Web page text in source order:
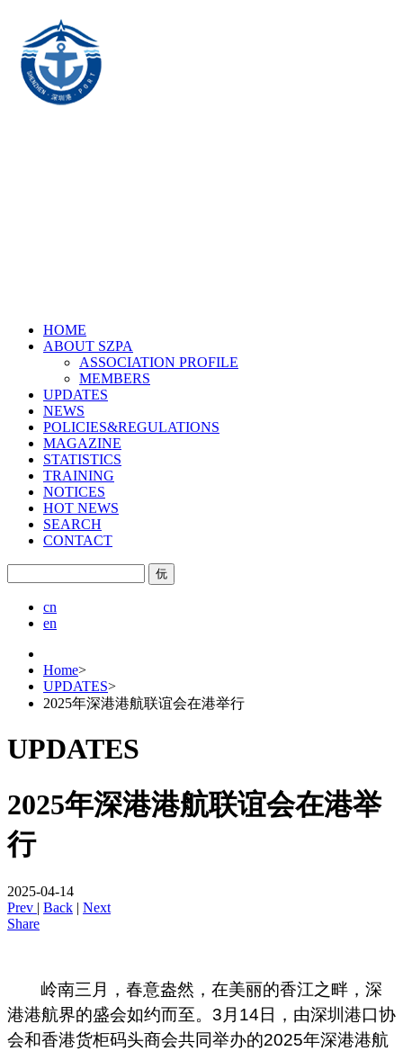
HOME
ABOUT SZPA
ASSOCIATION PROFILE
MEMBERS
UPDATES
NEWS
POLICIES&REGULATIONS
MAGAZINE
STATISTICS
TRAINING
NOTICES
HOT NEWS
SEARCH
CONTACT
㐾
cn
en
Home>
UPDATES>
2025年深港港航联谊会在港举行
UPDATES
2025年深港港航联谊会在港举
行
2025-04-14
Prev | Back | Next
Share
岭南三月，春意盎然，在美丽的香江之畔，深
港港航界的盛会如约而至。3月14日，由深圳港口协
会和香港货柜码头商会共同举办的2025年深港港航